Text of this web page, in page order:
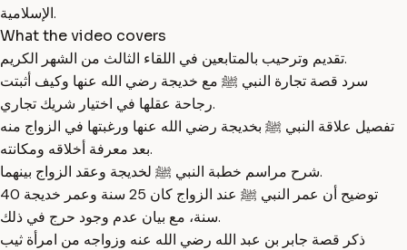
الإسلامية.
What the video covers
تقديم وترحيب بالمتابعين في اللقاء الثالث من الشهر الكريم.
سرد قصة تجارة النبي ﷺ مع خديجة رضي الله عنها وكيف أثبتت
رجاحة عقلها في اختيار شريك تجاري.
تفصيل علاقة النبي ﷺ بخديجة رضي الله عنها ورغبتها في الزواج منه
بعد معرفة أخلاقه ومكانته.
شرح مراسم خطبة النبي ﷺ لخديجة وعقد الزواج بينهما.
توضيح أن عمر النبي ﷺ عند الزواج كان 25 سنة وعمر خديجة 40
سنة، مع بيان عدم وجود حرج في ذلك.
ذكر قصة جابر بن عبد الله رضي الله عنه وزواجه من امرأة ثيب